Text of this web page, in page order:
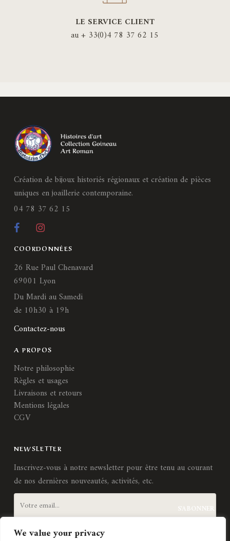
We value your privacy
LE SERVICE CLIENT
au + 33(0)4 78 37 62 15
Création de bijoux historiés régionaux et création de pièces
uniques en joaillerie contemporaine.
04 78 37 62 15
COORDONNÉES
26 Rue Paul Chenavard
69001 Lyon
Du Mardi au Samedi
de 10h30 à 19h
Contactez-nous
A PROPOS
Notre philosophie
Règles et usages
Livraisons et retours
Mentions légales
CGV
NEWSLETTER
Inscrivez-vous à notre newsletter pour être tenu au courant
de nos dernières nouveautés, activités, etc.